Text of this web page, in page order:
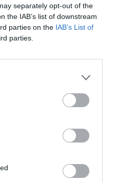
separately opt-out of the
the IAB’s list of downstream
parties on the IAB’s List of
parties.
prieš pasaulio
čempionatą: